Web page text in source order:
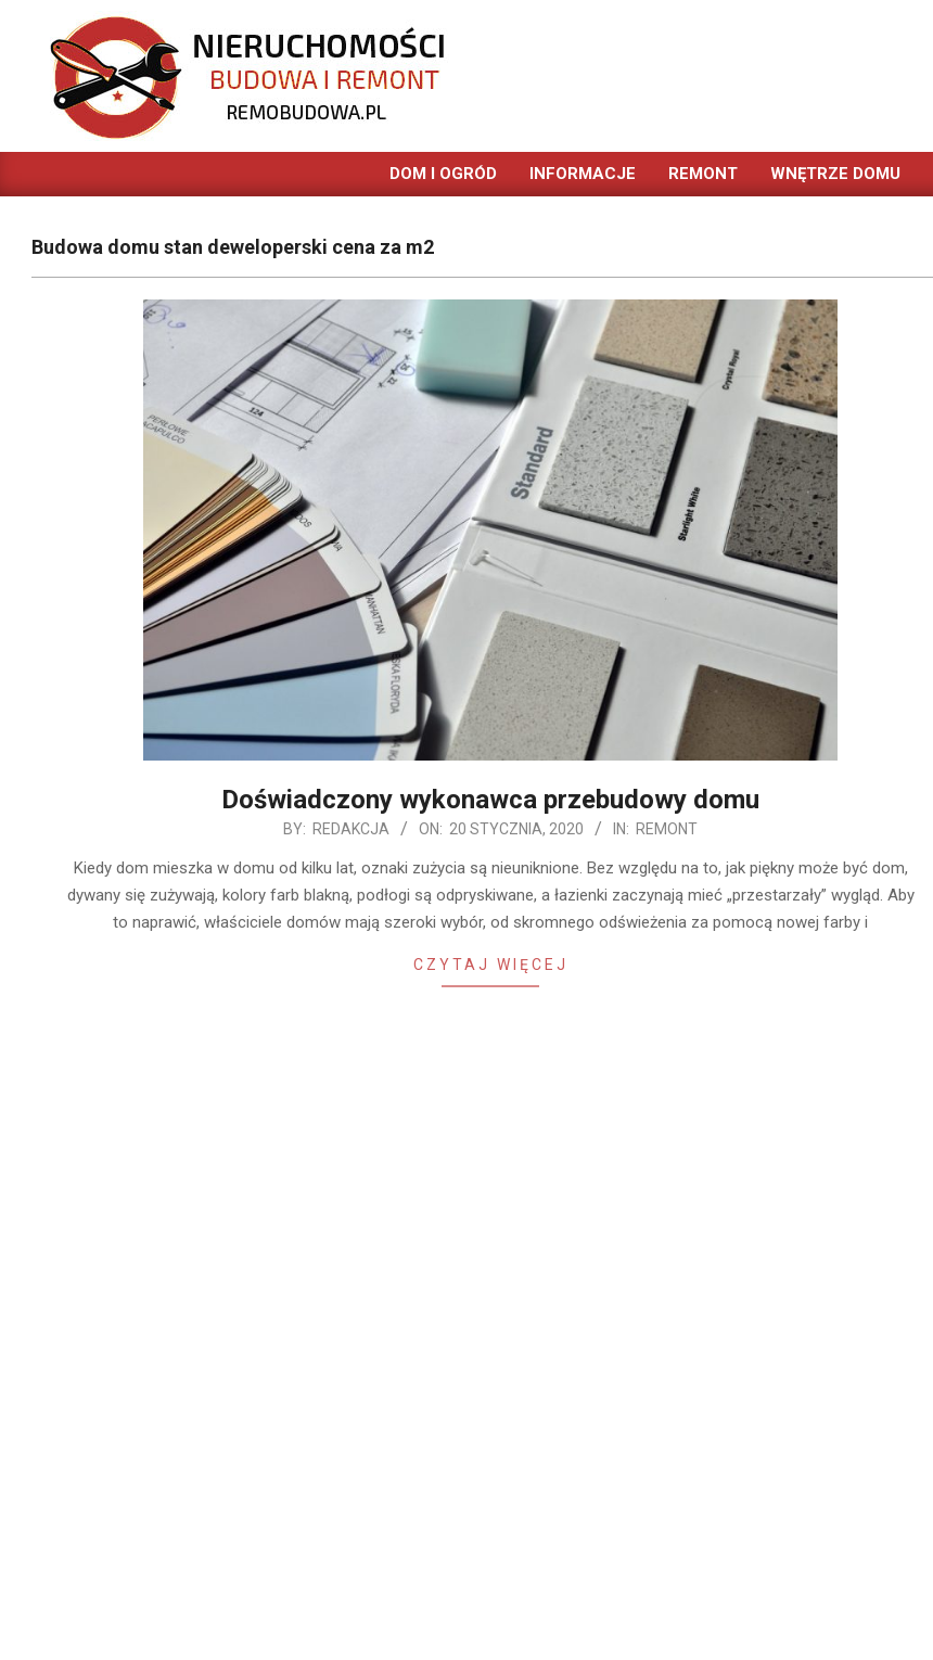
content
REMOBUDOWA.PL
Primary
DOM I OGRÓD INFORMACJE REMONT WNĘTRZE DOMU
Budowa domu stan deweloperski cena za m2
Doświadczony wykonawca przebudowy domu
BY: REDAKCJA ON: 20 STYCZNIA, 2020 IN: REMONT
Kiedy dom mieszka w domu od kilku lat, oznaki zużycia są nieuniknione. Bez względu na to, jak piękny może być dom,
dywany się zużywają, kolory farb blakną, podłogi są odpryskiwane, a łazienki zaczynają mieć „przestarzały” wygląd. Aby
to naprawić, właściciele domów mają szeroki wybór, od skromnego odświeżenia za pomocą nowej farby i
CZYTAJ WIĘCEJ